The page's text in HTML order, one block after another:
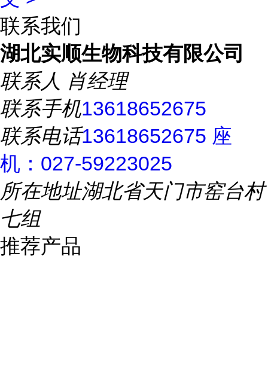
联系我们
湖北实顺生物科技有限公司
联系人 肖经理
联系手机13618652675
联系电话13618652675 座
机：027-59223025
所在地址湖北省天门市窑台村
七组
推荐产品